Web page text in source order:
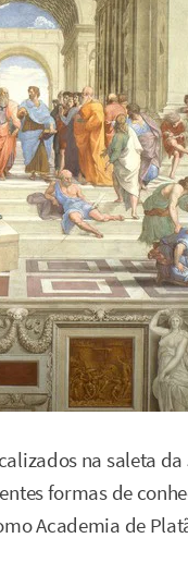
na saleta da
formas de
Academia de